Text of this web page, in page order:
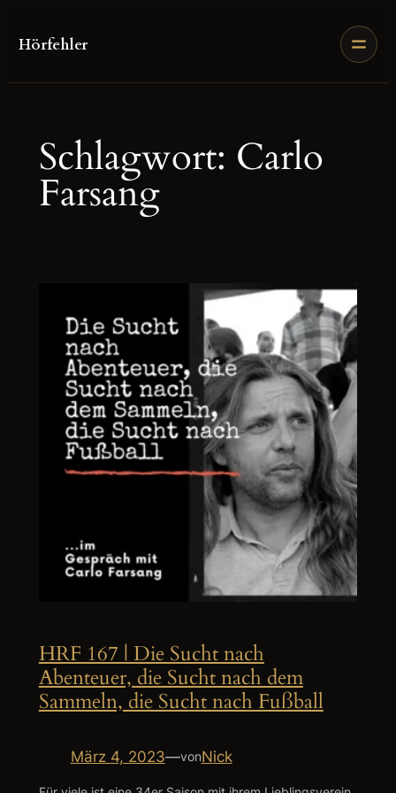
Inhalt
Hörfehler
Schlagwort: Carlo
Farsang
HRF 167 | Die Sucht nach
Abenteuer, die Sucht nach dem
Sammeln, die Sucht nach Fußball
März 4, 2023—vonNick